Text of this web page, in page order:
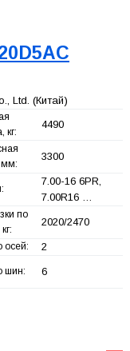
Ltd. (Китай)
кг:
4490
мм:
3300
7.00-16 6PR,
7.00R16 …
по
2020/2470
осей: 2
шин: 6